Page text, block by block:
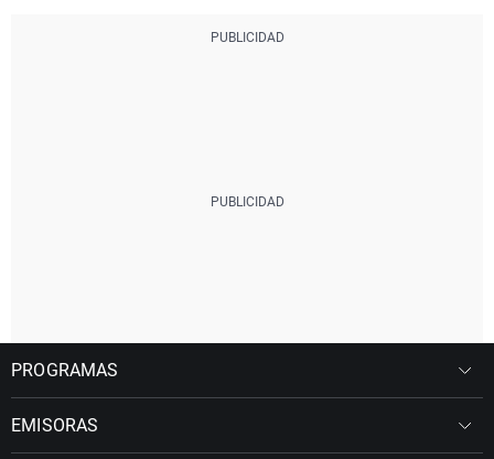
PROGRAMAS
EMISORAS